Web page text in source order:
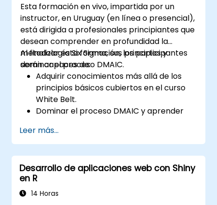
Esta formación en vivo, impartida por un
instructor, en Uruguay (en línea o presencial),
está dirigida a profesionales principiantes que
desean comprender en profundidad la
metodología Six Sigma, sus principios y
dominar el proceso DMAIC.
Al finalizar esta formación, los participantes
serán capaces de:
Adquirir conocimientos más allá de los
principios básicos cubiertos en el curso
White Belt.
Dominar el proceso DMAIC y aprender
Aprender a contribuir eficazmente al
equipo de un proyecto Six Sigma y
colaborar con los Green Belts y Black
Belts.
Aplicar las metodologías Six Sigma a
procesos empresariales reales para su
Leer más...
Desarrollo de aplicaciones web con Shiny
en R
14 Horas